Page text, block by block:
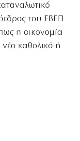
του ΕΒΕΠ
η οικονομία
καθολικό ή